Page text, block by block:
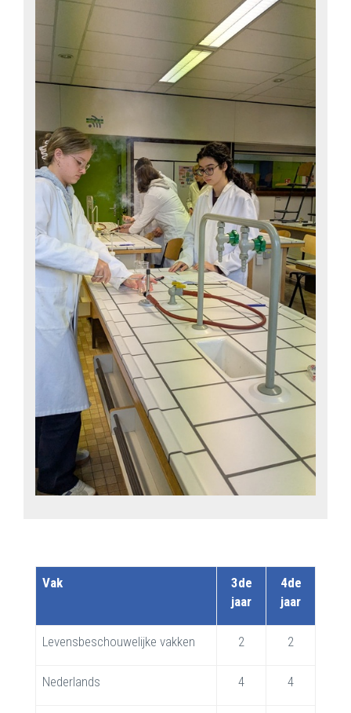
Vak
3de
jaar
4de
jaar
Levensbeschouwelijke vakken 2 2
Nederlands 4 4